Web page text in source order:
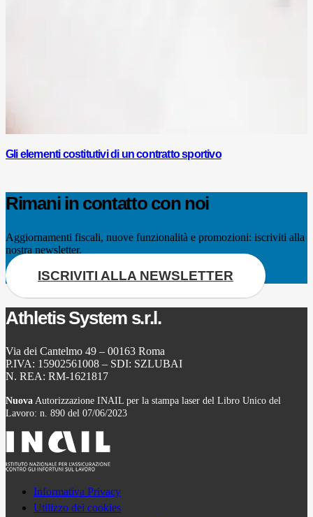
Gli elementi costitutivi di un contratto sportivo
Rimani in contatto con noi
Aggiornamenti fiscali, nuove funzionalità e promozioni: iscriviti alla
nostra newsletter.
ISCRIVITI ALLA NEWSLETTER
Athletis System s.r.l.
Via dei Cantelmo 49 – 00163 Roma
P.IVA: 15902561008 – SDI: SZLUBAI
N. REA: RM-1621817
Nuova Autorizzazione INAIL per la stampa laser del Libro Unico del
Lavoro: n. 890 del 07/06/2023
Informativa Privacy
Utilizzo dei cookies